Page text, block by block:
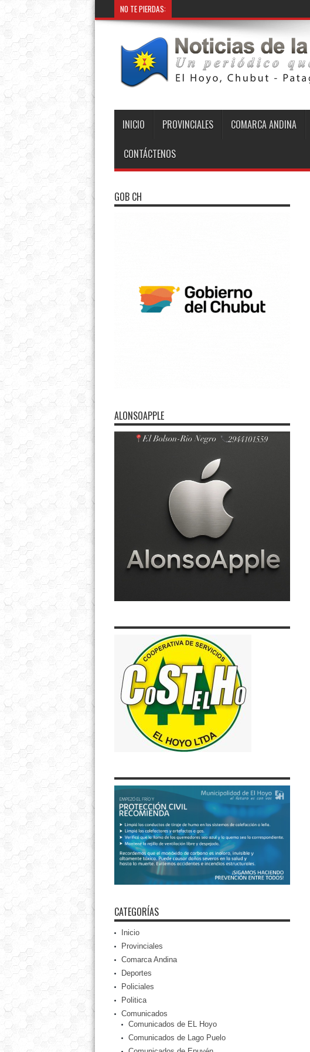
NO TE PIERDAS:
INICIO PROVINCIALES COMARCA ANDINA
CONTÁCTENOS
GOB CH
ALONSOAPPLE
CATEGORÍAS
Inicio
Provinciales
Comarca Andina
Deportes
Policiales
Politica
Comunicados
Comunicados de EL Hoyo
Comunicados de Lago Puelo